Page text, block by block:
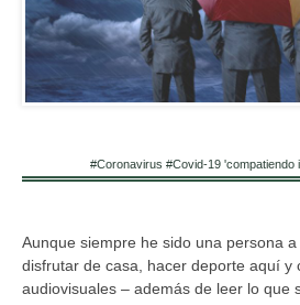
#Coronavirus #Covid-19
Aunque siempre he sido una persona
disfrutar de casa, hacer deporte aquí y
audiovisuales – además de leer lo que